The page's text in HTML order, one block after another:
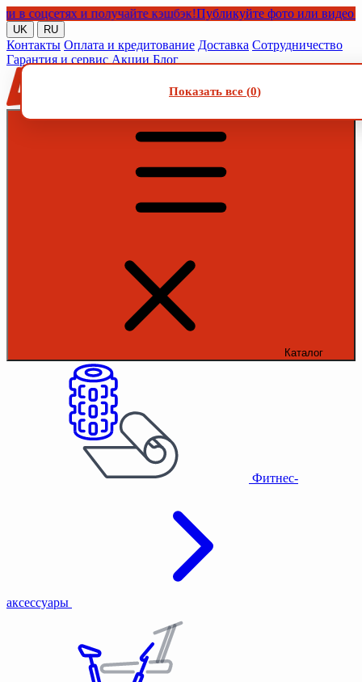
и получайте кэшбэк!Публикуйте фото или видео с
UK RU
Контакты Оплата и кредитование Доставка Сотрудничество
Гарантия и сервис Акции Блог
Каталог
Фитнес-
аксессуары
Показать все (0)